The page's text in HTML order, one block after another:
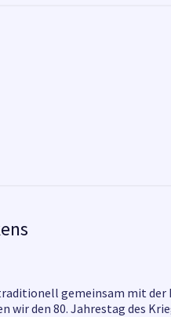
gemeinsam mit der
den 80. Jahrestag des